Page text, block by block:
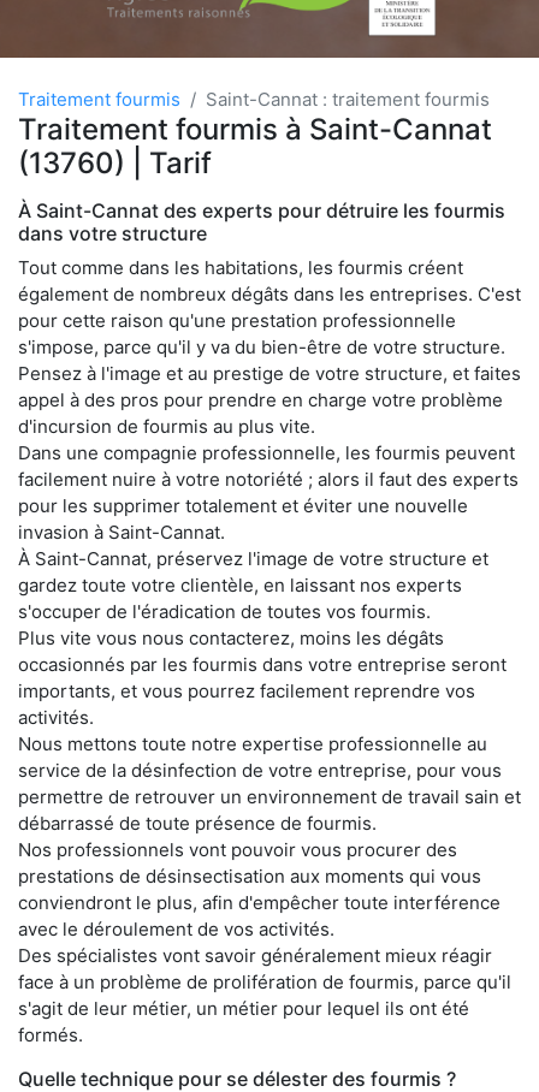
Traitement fourmis Saint-Cannat : traitement fourmis
Traitement fourmis à Saint-Cannat
(13760) | Tarif
À Saint-Cannat des experts pour détruire les fourmis
dans votre structure
Tout comme dans les habitations, les fourmis créent
également de nombreux dégâts dans les entreprises. C'est
pour cette raison qu'une prestation professionnelle
s'impose, parce qu'il y va du bien-être de votre structure.
Pensez à l'image et au prestige de votre structure, et faites
appel à des pros pour prendre en charge votre problème
d'incursion de fourmis au plus vite.
Dans une compagnie professionnelle, les fourmis peuvent
facilement nuire à votre notoriété ; alors il faut des experts
pour les supprimer totalement et éviter une nouvelle
invasion à Saint-Cannat.
À Saint-Cannat, préservez l'image de votre structure et
gardez toute votre clientèle, en laissant nos experts
s'occuper de l'éradication de toutes vos fourmis.
Plus vite vous nous contacterez, moins les dégâts
occasionnés par les fourmis dans votre entreprise seront
importants, et vous pourrez facilement reprendre vos
activités.
Nous mettons toute notre expertise professionnelle au
service de la désinfection de votre entreprise, pour vous
permettre de retrouver un environnement de travail sain et
débarrassé de toute présence de fourmis.
Nos professionnels vont pouvoir vous procurer des
prestations de désinsectisation aux moments qui vous
conviendront le plus, afin d'empêcher toute interférence
avec le déroulement de vos activités.
Des spécialistes vont savoir généralement mieux réagir
face à un problème de prolifération de fourmis, parce qu'il
s'agit de leur métier, un métier pour lequel ils ont été
formés.
Quelle technique pour se délester des fourmis ?